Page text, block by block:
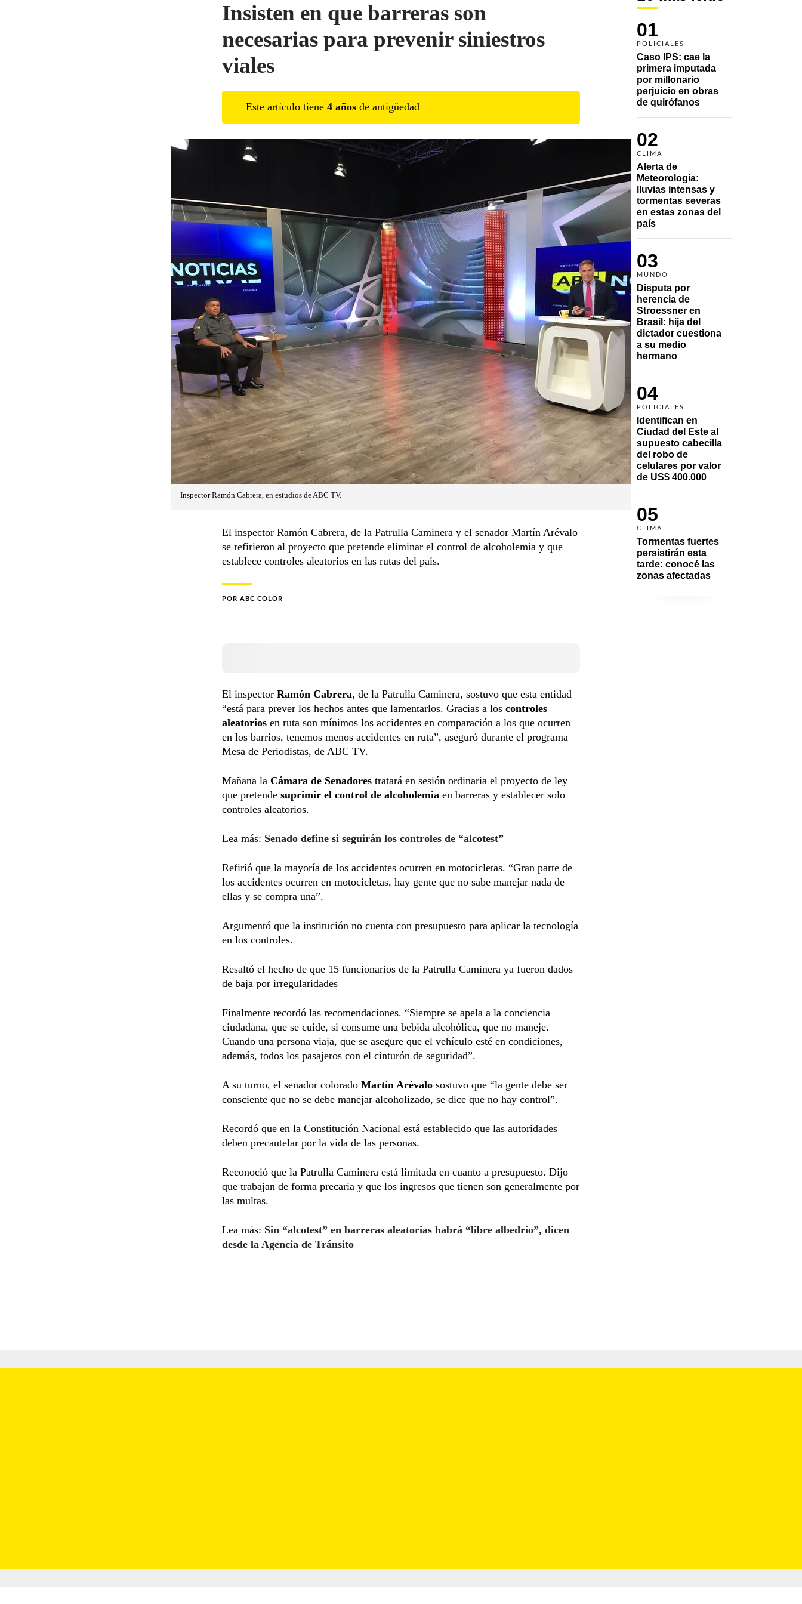
01
POLICIALES
Caso IPS: cae la
primera imputada
por millonario
perjuicio en obras
de quirófanos
02
CLIMA
Alerta de
Meteorología:
lluvias intensas y
tormentas severas
en estas zonas del
país
03
MUNDO
Disputa por
herencia de
Stroessner en
Brasil: hija del
dictador cuestiona
a su medio
hermano
04
POLICIALES
Identifican en
Ciudad del Este al
supuesto cabecilla
del robo de
celulares por valor
de US$ 400.000
05
CLIMA
Tormentas fuertes
persistirán esta
tarde: conocé las
zonas afectadas
Insisten en que barreras son
necesarias para prevenir siniestros
viales
Este artículo tiene 4 años de antigüedad
Inspector Ramón Cabrera, en estudios de ABC TV.
El inspector Ramón Cabrera, de la Patrulla Caminera y el senador Martín Arévalo
se refirieron al proyecto que pretende eliminar el control de alcoholemia y que
establece controles aleatorios en las rutas del país.
POR ABC COLOR
El inspector Ramón Cabrera, de la Patrulla Caminera, sostuvo que esta entidad
“está para prever los hechos antes que lamentarlos. Gracias a los controles
aleatorios en ruta son mínimos los accidentes en comparación a los que ocurren
en los barrios, tenemos menos accidentes en ruta”, aseguró durante el programa
Mesa de Periodistas, de ABC TV.
Mañana la Cámara de Senadores tratará en sesión ordinaria el proyecto de ley
que pretende suprimir el control de alcoholemia en barreras y establecer solo
controles aleatorios.
Lea más: Senado define si seguirán los controles de “alcotest”
Refirió que la mayoría de los accidentes ocurren en motocicletas. “Gran parte de
los accidentes ocurren en motocicletas, hay gente que no sabe manejar nada de
ellas y se compra una”.
Argumentó que la institución no cuenta con presupuesto para aplicar la tecnología
en los controles.
Resaltó el hecho de que 15 funcionarios de la Patrulla Caminera ya fueron dados
de baja por irregularidades
Finalmente recordó las recomendaciones. “Siempre se apela a la conciencia
ciudadana, que se cuide, si consume una bebida alcohólica, que no maneje.
Cuando una persona viaja, que se asegure que el vehículo esté en condiciones,
además, todos los pasajeros con el cinturón de seguridad”.
A su turno, el senador colorado Martín Arévalo sostuvo que “la gente debe ser
consciente que no se debe manejar alcoholizado, se dice que no hay control”.
Recordó que en la Constitución Nacional está establecido que las autoridades
deben precautelar por la vida de las personas.
Reconoció que la Patrulla Caminera está limitada en cuanto a presupuesto. Dijo
que trabajan de forma precaria y que los ingresos que tienen son generalmente por
las multas.
Lea más: Sin “alcotest” en barreras aleatorias habrá “libre albedrío”, dicen
desde la Agencia de Tránsito